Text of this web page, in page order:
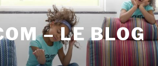
– LE BLOG